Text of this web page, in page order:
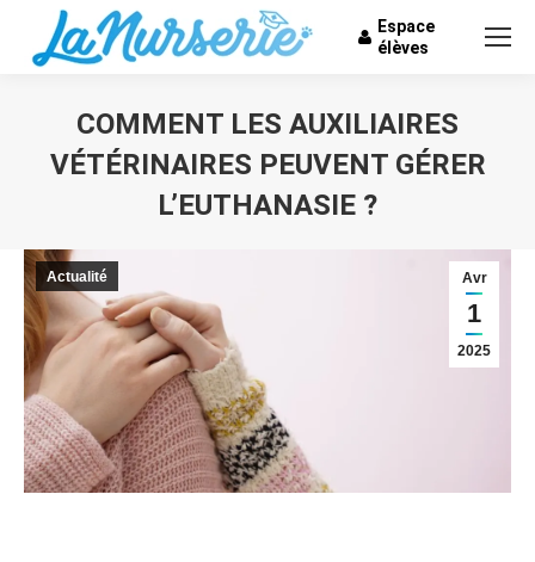
Espace
élèves
COMMENT LES AUXILIAIRES
VÉTÉRINAIRES PEUVENT GÉRER
L’EUTHANASIE ?
Avr
1
2025
Actualité